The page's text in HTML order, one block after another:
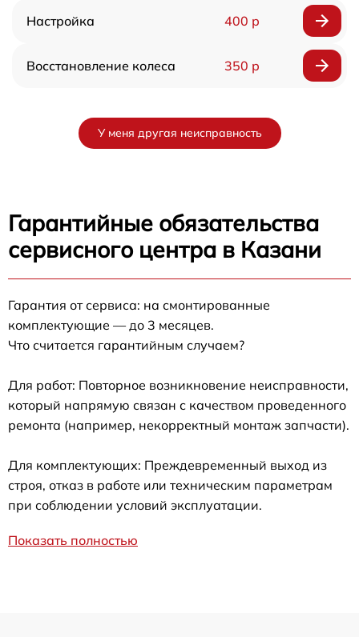
Настройка 400 р
Восстановление колеса 350 р
У меня другая неисправность
Гарантийные обязательства
сервисного центра в Казани
Гарантия от сервиса: на смонтированные
комплектующие — до 3 месяцев.
Что считается гарантийным случаем?
Для работ: Повторное возникновение неисправности,
который напрямую связан с качеством проведенного
ремонта (например, некорректный монтаж запчасти).
Для комплектующих: Преждевременный выход из
строя, отказ в работе или техническим параметрам
при соблюдении условий эксплуатации.
Показать полностью